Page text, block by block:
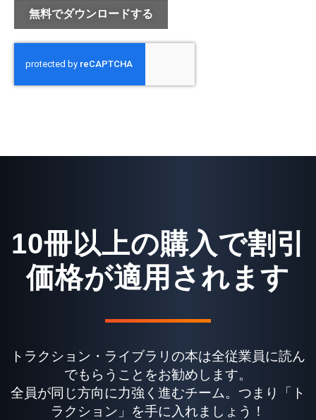
10冊以上の購入で割引
価格が適用されます
トラクション・ライブラリの本は全従業員に読ん
でもらうことをお勧めします。
全員が同じ方向に力強く進むチーム。つまり「ト
ラクション」を手に入れましょう！